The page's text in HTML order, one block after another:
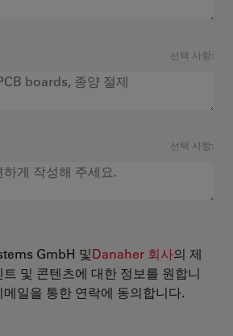
선택 사항:
선택 사항:
GmbH 및Danaher 회사의 제
및 콘텐츠에 대한 정보를 원합니
일을 통한 연락에 동의합니다.